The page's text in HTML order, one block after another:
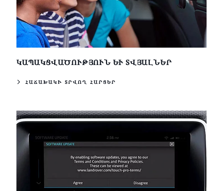
ԿԱՊԱԿՑՎԱԾՈՒԹՅՈՒՆ ԵՒ ՏՎՅԱԼՆԵՐ
ՀԱՃԱԽԱԿԻ ՏՐՎՈՂ ՀԱՐՑԵՐ